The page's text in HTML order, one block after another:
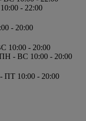
- 22:00
- 20:00
10:00 - 20:00
- ВС 10:00 - 20:00
ПТ 10:00 - 20:00